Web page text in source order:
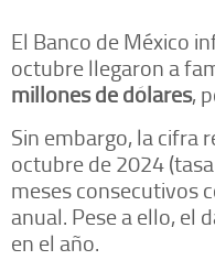
El Banco de México
octubre llegaron a
millones de dólares,
Sin embargo, la cifra
octubre de 2024
meses consecutivos
anual. Pese a ello, el
en el año.